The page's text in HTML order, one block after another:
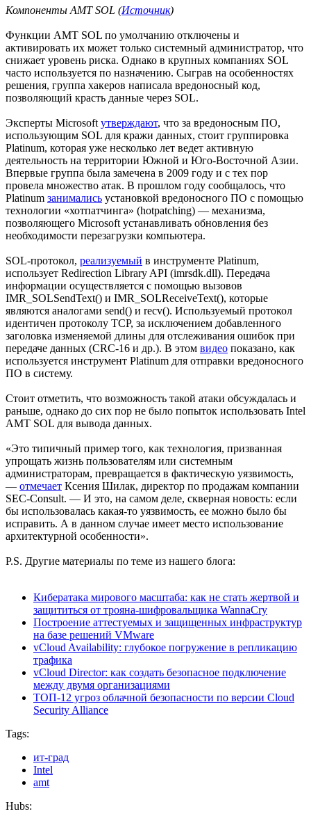
Компоненты AMT SOL (Источник)
Функции AMT SOL по умолчанию отключены и
активировать их может только системный администратор, что
снижает уровень риска. Однако в крупных компаниях SOL
часто используется по назначению. Сыграв на особенностях
решения, группа хакеров написала вредоносный код,
позволяющий красть данные через SOL.
Эксперты Microsoft утверждают, что за вредоносным ПО,
использующим SOL для кражи данных, стоит группировка
Platinum, которая уже несколько лет ведет активную
деятельность на территории Южной и Юго-Восточной Азии.
Впервые группа была замечена в 2009 году и с тех пор
провела множество атак. В прошлом году сообщалось, что
Platinum занимались установкой вредоносного ПО с помощью
технологии «хотпатчинга» (hotpatching) — механизма,
позволяющего Microsoft устанавливать обновления без
необходимости перезагрузки компьютера.
SOL-протокол, реализуемый в инструменте Platinum,
использует Redirection Library API (imrsdk.dll). Передача
информации осуществляется с помощью вызовов
IMR_SOLSendText() и IMR_SOLReceiveText(), которые
являются аналогами send() и recv(). Используемый протокол
идентичен протоколу TCP, за исключением добавленного
заголовка изменяемой длины для отслеживания ошибок при
передаче данных (CRC-16 и др.). В этом видео показано, как
используется инструмент Platinum для отправки вредоносного
ПО в систему.
Стоит отметить, что возможность такой атаки обсуждалась и
раньше, однако до сих пор не было попыток использовать Intel
AMT SOL для вывода данных.
«Это типичный пример того, как технология, призванная
упрощать жизнь пользователям или системным
администраторам, превращается в фактическую уязвимость,
— отмечает Ксения Шилак, директор по продажам компании
SEC-Consult. — И это, на самом деле, скверная новость: если
бы использовалась какая-то уязвимость, ее можно было бы
исправить. А в данном случае имеет место использование
архитектурной особенности».
P.S. Другие материалы по теме из нашего блога:
Кибератака мирового масштаба: как не стать жертвой и
защититься от трояна-шифровальщика WannaCry
Построение аттестуемых и защищенных инфраструктур
на базе решений VMware
vCloud Availability: глубокое погружение в репликацию
трафика
vCloud Director: как создать безопасное подключение
между двумя организациями
ТОП-12 угроз облачной безопасности по версии Cloud
Security Alliance
Tags:
ит-град
Intel
amt
Hubs: